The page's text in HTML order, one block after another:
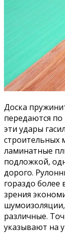
Доска
передаются
эти удары
строительных
ламинатные
подложкой,
дорого.
гораздо более
зрения
различные.
указывают на